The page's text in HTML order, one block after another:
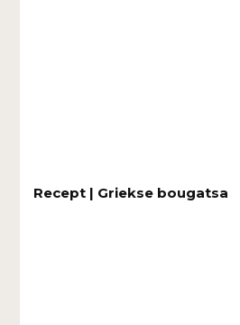
Recept | Griekse bougatsa